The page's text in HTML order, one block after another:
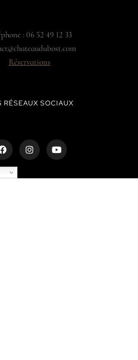
: 06 52 49 12 33
Réservations
RÉSEAUX SOCIAUX